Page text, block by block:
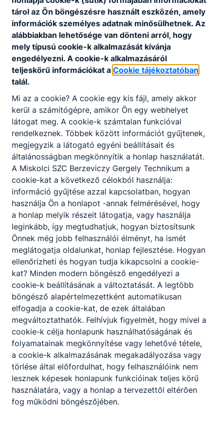
based, and competency-based learning;
Create assessments that accurately measure
student learning in these different approaches;
Collaborate with other educators to share
best practices and resources for incorporating
these approaches into their teaching practice;
Evaluate the effectiveness of teaching
problem-based, and competency-based
learning approaches.
Kurzus neve:Exploring the fundamentals and
practical applications of AI in the context of CLIL
Kurzus helyszíne: Firenze, Olaszország
Kursus időpontja: 2024.05.05.-2024.05.12.
Résztvevők: Szigeti-Farkas Ágnes, Visnyovszky
Judit
A kursus célja: megérteni az AI elveit és
potenciálját a tanításában és tanulásában;
alkalmazni AI eszközöket és technikákat; értékelje
az AI hatását a CLIL tanulási eredményekre, és
konstruktív visszajelzést adjon; reflektáljon az
iskola CLIL programjára és saját tantanítási
gyakorlatára, hogy azonosítsa a fejlesztésre
szoruló területeket; vegyenek részt az
együttműködési megbeszélésekben a társaikkal a
pedagógusok, tapasztalatok és jógyakorlatok
megosztása; erősítik a bizalmukat abban, hogy
AI-t személyes és intézményi céljaik elérésére
használják.
Understand the principles and potential of AI
in CLIL teaching and learning;
tárol az Ön böngészésre használt eszközén, amely
információk személyes adatnak minősülhetnek. Az
alábbiakban lehetősége van dönteni arról, hogy
mely típusú cookie-k alkalmazását kívánja
engedélyezni. A cookie-k alkalmazásáról
teljeskörű információkat a Cookie tájékoztatóban
talál.
Mi az a cookie? A cookie egy kis fájl, amely akkor
kerül a számítógépre, amikor Ön egy webhelyet
látogat meg. A cookie-k számtalan funkcióval
rendelkeznek. Többek között információt gyűjtenek,
megjegyzik a látogató egyéni beállításait és
általánosságban megkönnyítik a honlap használatát.
A Miskolci SZC Berzeviczy Gergely Technikum a
cookie-kat a következő célokból használja:
információ gyűjtése azzal kapcsolatban, hogyan
használja Ön a honlapot -annak felmérésével, hogy
a honlap melyik részeit látogatja, vagy használja
leginkább, így megtudhatjuk, hogyan biztosítsunk
Önnek még jobb felhasználói élményt, ha ismét
meglátogatja oldalunkat, honlap fejlesztése. Hogyan
ellenőrizheti és hogyan tudja kikapcsolni a cookie-
kat? Minden modern böngésző engedélyezi a
cookie-k beállításának a változtatását. A legtöbb
böngésző alapértelmezettként automatikusan
elfogadja a cookie-kat, de ezek általában
megváltoztathatók. Felhívjuk figyelmét, hogy mivel a
cookie-k célja honlapunk használhatóságának és
folyamatainak megkönnyítése vagy lehetővé tétele,
a cookie-k alkalmazásának megakadályozása vagy
törlése által előfordulhat, hogy felhasználóink nem
lesznek képesek honlapunk funkcióinak teljes körű
használatára, vagy a honlap a tervezettől eltérően
fog működni böngészőjében.